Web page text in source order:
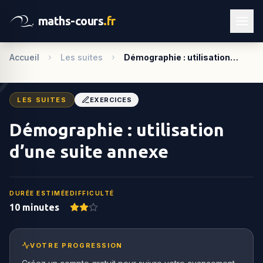
maths-cours.fr
Accueil Les suites Démographie : utilisation…
LES SUITES EXERCICES
Démographie : utilisation
d’une suite annexe
DURÉE ESTIMÉE
10 minutes
DIFFICULTÉ
VOTRE PROGRESSION